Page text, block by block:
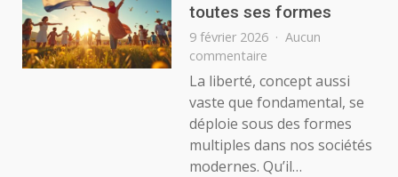
toutes ses formes
9 février 2026
Aucun
commentaire
Célébrer
la
liberté
sous
toutes
ses
La liberté, concept aussi
vaste que fondamental, se
déploie sous des formes
multiples dans nos sociétés
modernes. Qu’il…